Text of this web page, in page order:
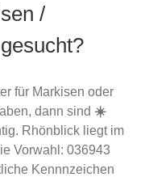
/
für Markisen oder
dann sind ☀️
Rhönblick liegt im
Vorwahl: 036943
Kennnzeichen